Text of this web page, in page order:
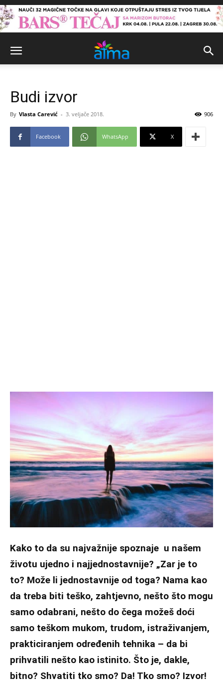
Budi izvor
By Vlasta Carević - 3. veljače 2018. 906
Facebook WhatsApp X
Kako to da su najvažnije spoznaje u našem
životu ujedno i najjednostavnije? „Zar je to
to? Može li jednostavnije od toga? Nama kao
da treba biti teško, zahtjevno, nešto što mogu
samo odabrani, nešto do čega možeš doći
samo teškom mukom, trudom, istraživanjem,
prakticiranjem određenih tehnika – da bi
prihvatili nešto kao istinito. Što je, dakle,
bitno? Shvatiti tko smo? Da! Tko smo? Izvor!